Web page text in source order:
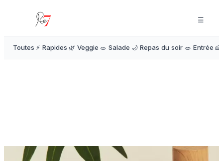
☰
Toutes ⚡ Rapides 🌿 Veggie 🥗 Salade 🌙 Repas du soir 🥗 Entrée